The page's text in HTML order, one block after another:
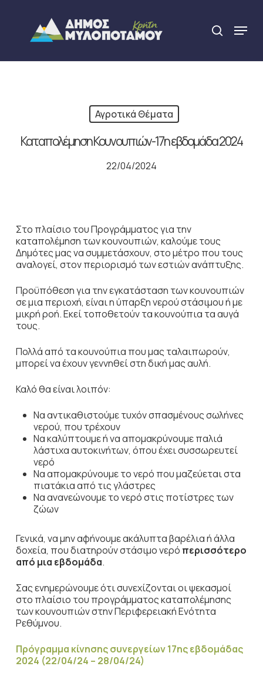
content
search
Menu
Αγροτικά Θέματα
Καταπολέμηση Κουνουπιών-17η εβδομάδα 2024
22/04/2024
Στο πλαίσιο του Προγράμματος για την
καταπολέμηση των κουνουπιών, καλούμε τους
Δημότες μας να συμμετάσχουν, στο μέτρο που τους
αναλογεί, στον περιορισμό των εστιών ανάπτυξης.
Προϋπόθεση για την εγκατάσταση των κουνουπιών
σε μια περιοχή, είναι η ύπαρξη νερού στάσιμου ή με
μικρή ροή. Εκεί τοποθετούν τα κουνούπια τα αυγά
τους.
Πολλά από τα κουνούπια που μας ταλαιπωρούν,
μπορεί να έχουν γεννηθεί στη δική μας αυλή.
Καλό θα είναι λοιπόν:
Να αντικαθιστούμε τυχόν σπασμένους σωλήνες
νερού, που τρέχουν
Να καλύπτουμε ή να απομακρύνουμε παλιά
λάστιχα αυτοκινήτων, όπου έχει συσσωρευτεί
νερό
Να απομακρύνουμε το νερό που μαζεύεται στα
πιατάκια από τις γλάστρες
Να ανανεώνουμε το νερό στις ποτίστρες των
ζώων
Γενικά, να μην αφήνουμε ακάλυπτα βαρέλια ή άλλα
δοχεία, που διατηρούν στάσιμο νερό περισσότερο
από μια εβδομάδα.
Σας ενημερώνουμε ότι συνεχίζονται οι ψεκασμοί
στο πλαίσιο του προγράμματος καταπολέμησης
των κουνουπιών στην Περιφερειακή Ενότητα
Ρεθύμνου.
Πρόγραμμα κίνησης συνεργείων 17ης εβδομάδας
2024 (22/04/24 – 28/04/24)
Close